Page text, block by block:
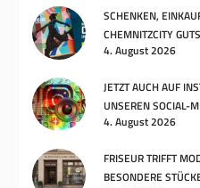
SCHENKEN,
CHEMNITZCITY
4. August 2026
JETZT AUCH AUF
UNSEREN SOCIAL-
4. August 2026
FRISEUR TRIFFT
BESONDERE